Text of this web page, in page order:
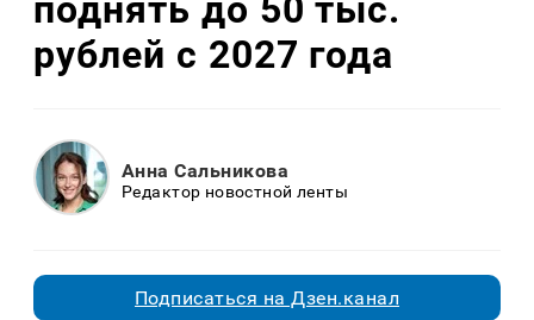
поднять до 50 тыс.
рублей с 2027 года
Анна Сальникова
Редактор новостной ленты
Подписаться на Дзен.канал